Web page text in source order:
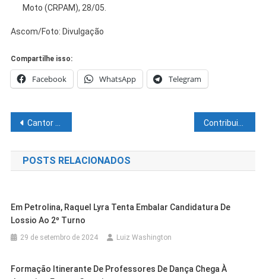
Moto (CRPAM), 28/05.
Ascom/Foto: Divulgação
Compartilhe isso:
Facebook WhatsApp Telegram
Navegação
de
Post
Cantor baiano detona convocação de Neymar para a Copa: “Já perdemos” Contribuintes têm até 29 de maio para destinar parte do Imposto de Renda a fundos da infância e do idoso em Juazeiro
POSTS RELACIONADOS
Em Petrolina, Raquel Lyra Tenta Embalar Candidatura De
Lossio Ao 2º Turno
29 de setembro de 2024 Luiz Washington
Formação Itinerante De Professores De Dança Chega À